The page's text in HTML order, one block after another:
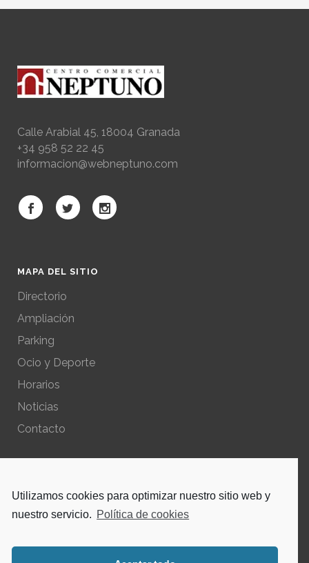
Utilizamos cookies para optimizar nuestro sitio web y
nuestro servicio. Política de cookies
Calle Arabial 45, 18004 Granada
+34 958 52 22 45
informacion@webneptuno.com
MAPA DEL SITIO
Directorio
Ampliación
Parking
Ocio y Deporte
Horarios
Noticias
Contacto
Política de privacidad – Aviso Legal